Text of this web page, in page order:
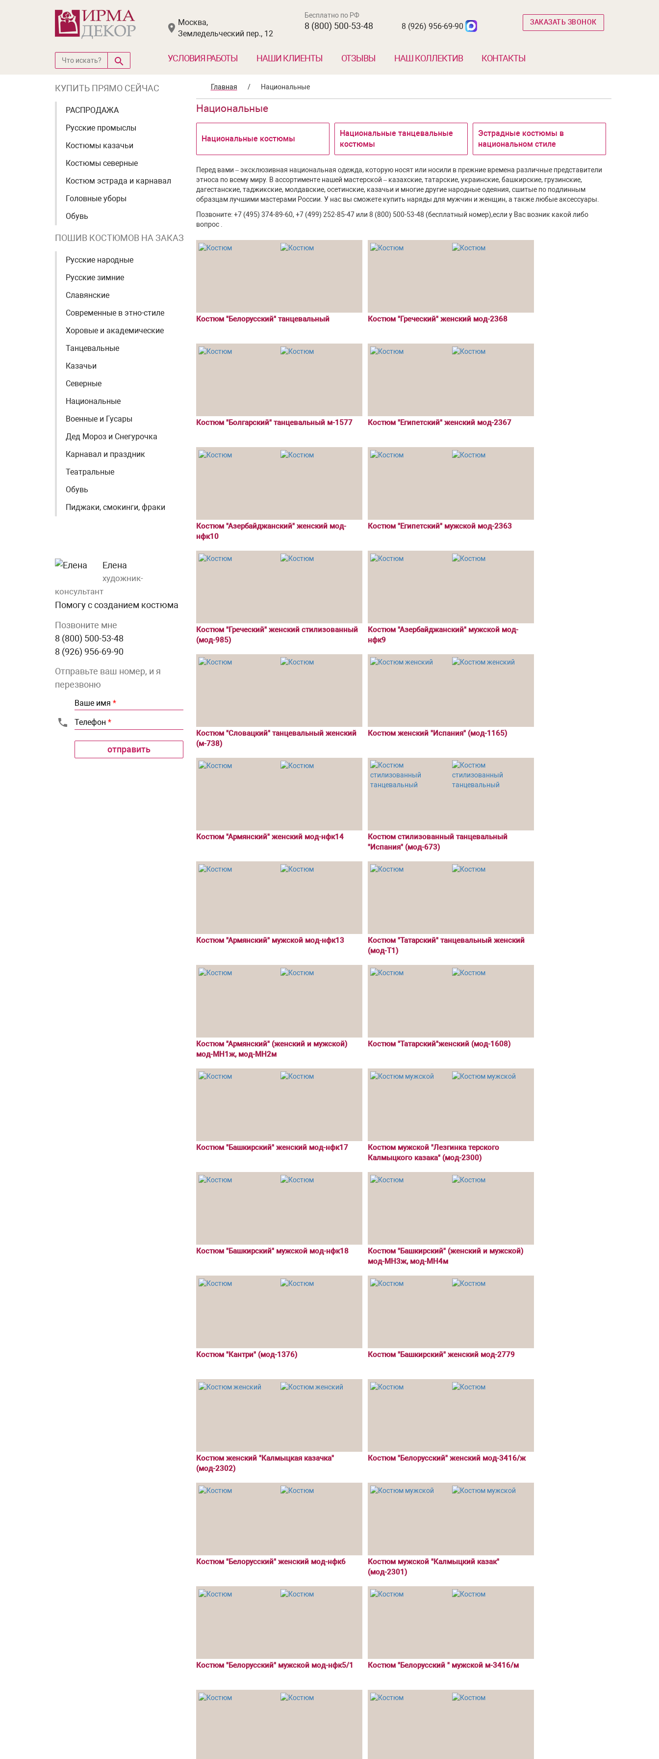
Москва,
Земледельческий пер., 12
Бесплатно по РФ
8 (800) 500-53-48 8 (926) 956-69-90 ЗАКАЗАТЬ ЗВОНОК
УСЛОВИЯ РАБОТЫ НАШИ КЛИЕНТЫ ОТЗЫВЫ НАШ КОЛЛЕКТИВ КОНТАКТЫ
КУПИТЬ ПРЯМО СЕЙЧАС
РАСПРОДАЖА
Русские промыслы
Костюмы казачьи
Костюмы северные
Костюм эстрада и карнавал
Головные уборы
Обувь
ПОШИВ КОСТЮМОВ НА ЗАКАЗ
Русские народные
Русские зимние
Славянские
Современные в этно-стиле
Хоровые и академические
Танцевальные
Казачьи
Северные
Национальные
Военные и Гусары
Дед Мороз и Снегурочка
Карнавал и праздник
Театральные
Обувь
Пиджаки, смокинги, фраки
Елена
художник-
консультант
Помогу с созданием костюма
Позвоните мне
8 (800) 500-53-48
8 (926) 956-69-90
Отправьте ваш номер, и я
перезвоню
Ваше имя *
Телефон *
Главная / Национальные
Национальные
Национальные костюмы
Национальные танцевальные
костюмы
Эстрадные костюмы в
национальном стиле
Перед вами – эксклюзивная национальная одежда, которую носят или носили в прежние времена различные представители
этноса по всему миру. В ассортименте нашей мастерской – казахские, татарские, украинские, башкирские, грузинские,
дагестанские, таджикские, молдавские, осетинские, казачьи и многие другие народные одеяния, сшитые по подлинным
образцам лучшими мастерами России. У нас вы сможете купить наряды для мужчин и женщин, а также любые аксессуары.
Позвоните: +7 (495) 374-89-60, +7 (499) 252-85-47 или 8 (800) 500-53-48 (бесплатный номер),если у Вас возник какой либо
вопрос .
Костюм "Белорусский" танцевальный Костюм "Греческий" женский мод-2368
Костюм "Болгарский" танцевальный м-1577 Костюм "Египетский" женский мод-2367
Костюм "Азербайджанский" женский мод-
нфк10
Костюм "Египетский" мужской мод-2363
Костюм "Греческий" женский стилизованный
(мод-985)
Костюм "Азербайджанский" мужской мод-
нфк9
Костюм "Словацкий" танцевальный женский
(м-738)
Костюм женский "Испания" (мод-1165)
Костюм "Армянский" женский мод-нфк14
Костюм стилизованный танцевальный
"Испания" (мод-673)
Костюм "Армянский" мужской мод-нфк13
Костюм "Татарский" танцевальный женский
(мод-Т1)
Костюм "Армянский" (женский и мужской)
мод-МН1ж, мод-МН2м
Костюм "Татарский"женский (мод-1608)
Костюм "Башкирский" женский мод-нфк17
Костюм мужской "Лезгинка терского
Калмыцкого казака" (мод-2300)
Костюм "Башкирский" мужской мод-нфк18
Костюм "Башкирский" (женский и мужской)
мод-МН3ж, мод-МН4м
Костюм "Кантри" (мод-1376) Костюм "Башкирский" женский мод-2779
Костюм женский "Калмыцкая казачка"
(мод-2302)
Костюм "Белорусский" женский мод-3416/ж
Костюм "Белорусский" женский мод-нфк6
Костюм мужской "Калмыцкий казак"
(мод-2301)
Костюм "Белорусский" мужской мод-нфк5/1 Костюм "Белорусский " мужской м-3416/м